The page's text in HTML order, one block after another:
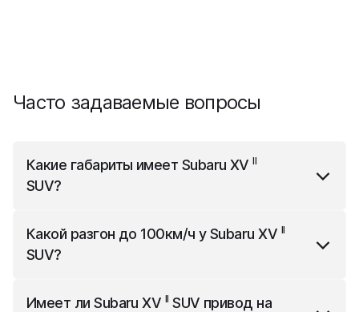
Часто задаваемые вопросы
Какие габариты имеет Subaru XVII
SUV?
ширины и 1595 мм высоты.
Какой разгон до 100км/ч уSubaru XV II
SUV?
Имеет лиSubaru XV II SUV привод на